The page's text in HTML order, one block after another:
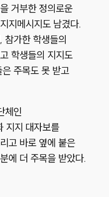
거부한 정의로운
지메시지도 남겼다.
참가한 학생들의
학생들의 지지도
주목도 못 받고
체인
지지 대자보를
고 바로 옆에 붙은
에 더 주목을 받았다.